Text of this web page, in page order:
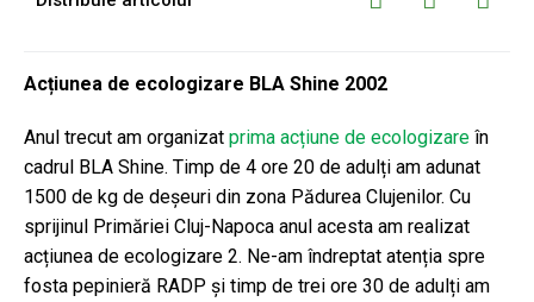
Acțiunea de ecologizare BLA Shine 2002
Anul trecut am organizat prima acțiune de ecologizare în
cadrul BLA Shine. Timp de 4 ore 20 de adulți am adunat
1500 de kg de deșeuri din zona Pădurea Clujenilor. Cu
sprijinul Primăriei Cluj-Napoca anul acesta am realizat
acțiunea de ecologizare 2. Ne-am îndreptat atenția spre
fosta pepinieră RADP și timp de trei ore 30 de adulți am